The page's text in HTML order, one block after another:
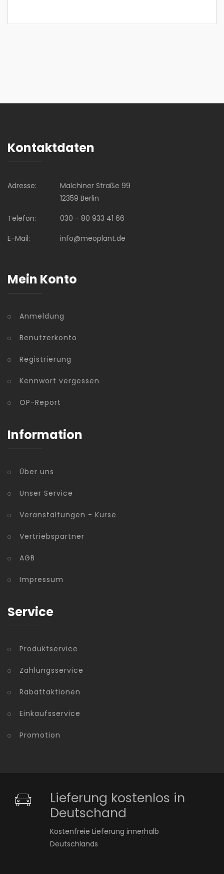
Kontaktdaten
Adresse:
Malchiner Straße 99
12359 Berlin
Telefon:
030 - 80 933 41 66
E-Mail:
info@meoplant.de
Mein Konto
Anmeldung
Benutzerkonto
Registrierung
Kennwort vergessen
OP-Report
Information
Über uns
Unser Service
Veranstaltungen - Kurse
Vertriebspartner
AGB
Impressum
Service
Produktservice
Zahlungsservice
Rabattaktionen
Einkaufsservice
Promotion
Lieferung kostenlos in
Deutschand
Kostenfreie Lieferung innerhalb
Deutschlands